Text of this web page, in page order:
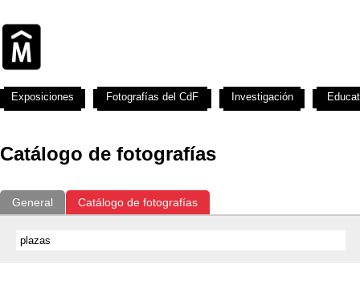
Catálogo de fotografías
General Catálogo de fotografías
Exposiciones Fotografías del CdF Investigación